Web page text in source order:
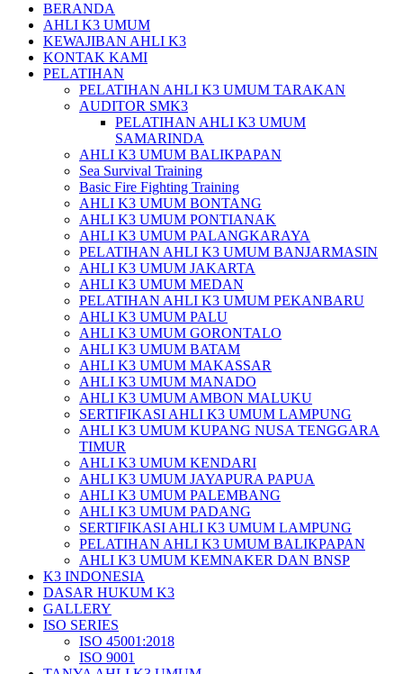
BERANDA
AHLI K3 UMUM
KEWAJIBAN AHLI K3
KONTAK KAMI
PELATIHAN
PELATIHAN AHLI K3 UMUM TARAKAN
AUDITOR SMK3
PELATIHAN AHLI K3 UMUM
SAMARINDA
AHLI K3 UMUM BALIKPAPAN
Sea Survival Training
Basic Fire Fighting Training
AHLI K3 UMUM BONTANG
AHLI K3 UMUM PONTIANAK
AHLI K3 UMUM PALANGKARAYA
PELATIHAN AHLI K3 UMUM BANJARMASIN
AHLI K3 UMUM JAKARTA
AHLI K3 UMUM MEDAN
PELATIHAN AHLI K3 UMUM PEKANBARU
AHLI K3 UMUM PALU
AHLI K3 UMUM GORONTALO
AHLI K3 UMUM BATAM
AHLI K3 UMUM MAKASSAR
AHLI K3 UMUM MANADO
AHLI K3 UMUM AMBON MALUKU
SERTIFIKASI AHLI K3 UMUM LAMPUNG
AHLI K3 UMUM KUPANG NUSA TENGGARA
TIMUR
AHLI K3 UMUM KENDARI
AHLI K3 UMUM JAYAPURA PAPUA
AHLI K3 UMUM PALEMBANG
AHLI K3 UMUM PADANG
SERTIFIKASI AHLI K3 UMUM LAMPUNG
PELATIHAN AHLI K3 UMUM BALIKPAPAN
AHLI K3 UMUM KEMNAKER DAN BNSP
K3 INDONESIA
DASAR HUKUM K3
GALLERY
ISO SERIES
ISO 45001:2018
ISO 9001